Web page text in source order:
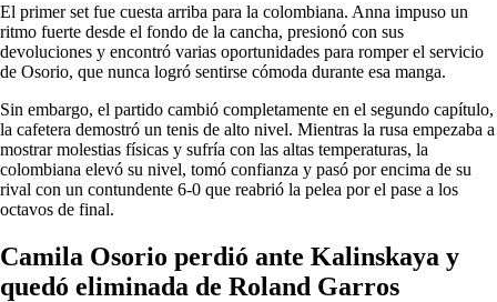
El primer set fue cuesta arriba para la colombiana. Anna impuso un
ritmo fuerte desde el fondo de la cancha, presionó con sus
devoluciones y encontró varias oportunidades para romper el servicio
de Osorio, que nunca logró sentirse cómoda durante esa manga.
Sin embargo, el partido cambió completamente en el segundo capítulo,
la cafetera demostró un tenis de alto nivel. Mientras la rusa empezaba a
mostrar molestias físicas y sufría con las altas temperaturas, la
colombiana elevó su nivel, tomó confianza y pasó por encima de su
rival con un contundente 6-0 que reabrió la pelea por el pase a los
octavos de final.
Camila Osorio perdió ante Kalinskaya y
quedó eliminada de Roland Garros